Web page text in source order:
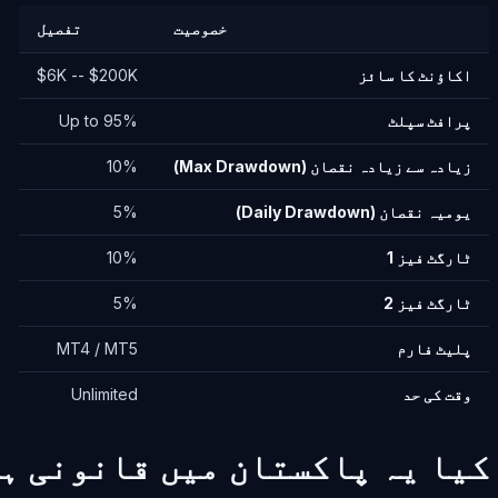
خصوصیت تفصیل
اکاؤنٹ کا سائز $6K -- $200K
پرافٹ سپلٹ Up to 95%
زیادہ سے زیادہ نقصان (Max Drawdown) 10%
یومیہ نقصان (Daily Drawdown) 5%
ٹارگٹ فیز 1 10%
ٹارگٹ فیز 2 5%
پلیٹ فارم MT4 / MT5
وقت کی حد Unlimited
کیا یہ پاکستان میں قانونی